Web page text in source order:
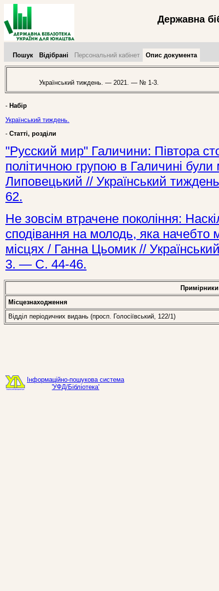
Державна
Пошук Відібрані Персональний кабінет Опис документа
Український тиждень. — 2021. — № 1-3.
- Набір
Український тиждень.
- Статті, розділи
"Русский мир" Галичини: Півтора
політичною групою в Галичині
Липовецький // Український
62.
Не зовсім втрачене покоління:
сподівання на молодь, яка начебто
місцях / Ганна Цьомик //
3. — С. 44-46.
Примірники
Місцезнаходження
Відділ періодичних видань (просп. Голосіївський, 122/1)
Інформаційно-пошукова система
'УФД/Бібліотека'